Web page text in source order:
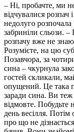
– Ні, пробачте, ми не
відчувалися розпач
недолуго
забриніли сльози. –
розпачу вже не
Розумієте, на цю
Позавчора, за
сина – чкурнула
гостей скликали,
опущений. Це така
заради сина. Ви теж
відмовте. Побудьте
день весілля.
про що не